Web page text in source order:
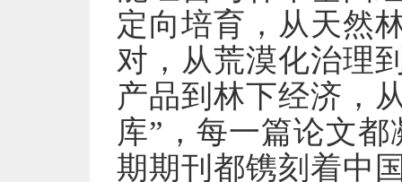
定向培育，从天然
对，从荒漠化治理
产品到林下经济，
库”，每一篇论文
期期刊都镌刻着中